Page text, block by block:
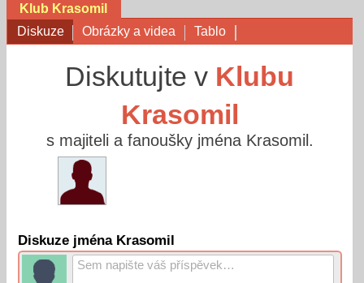
Klub Krasomil
Diskuze
Obrázky a videa Tablo
Diskutujte v Klubu
Krasomil
s majiteli a fanoušky jména Krasomil.
Diskuze jména Krasomil